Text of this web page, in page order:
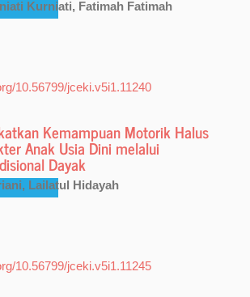
Kurniati, Fatimah Fatimah
10.56799/jceki.v5i1.11240
Kemampuan Motorik Halus
Anak Usia Dini melalui
Dayak
Lailatul Hidayah
10.56799/jceki.v5i1.11245